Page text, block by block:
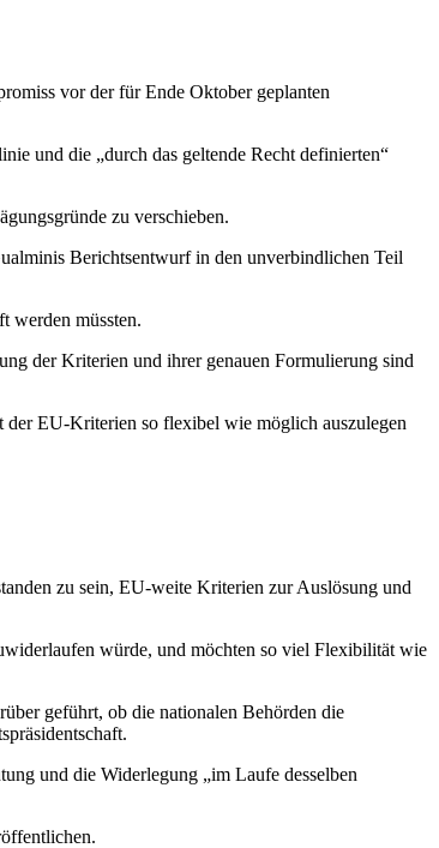
vor der für Ende Oktober geplanten
und die „durch das geltende Recht definierten“
zu verschieben.
Berichtsentwurf in den unverbindlichen Teil
werden müssten.
der Kriterien und ihrer genauen Formulierung sind
EU-Kriterien so flexibel wie möglich auszulegen
zu sein, EU-weite Kriterien zur Auslösung und
würde, und möchten so viel Flexibilität wie
geführt, ob die nationalen Behörden die
und die Widerlegung „im Laufe desselben